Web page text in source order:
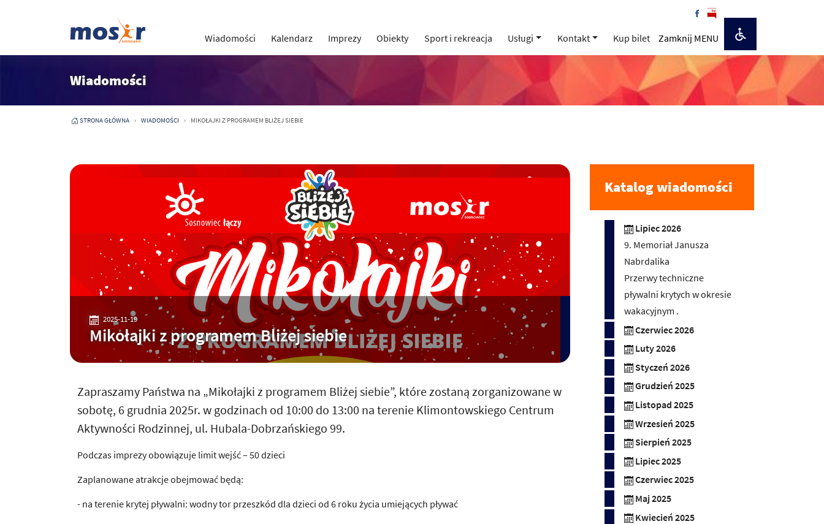
Wiadomości Kalendarz Imprezy Obiekty Sport i rekreacja Usługi Kontakt Kup bilet Zamknij MENU
Wiadomości
STRONA GŁÓWNA WIADOMOŚCI MIKOŁAJKI Z PROGRAMEM BLIŻEJ SIEBIE
2025-11-19
Mikołajki z programem Bliżej siebie
Zapraszamy Państwa na „Mikołajki z programem Bliżej siebie”, które zostaną zorganizowane w
sobotę, 6 grudnia 2025r. w godzinach od 10:00 do 13:00 na terenie Klimontowskiego Centrum
Aktywności Rodzinnej, ul. Hubala-Dobrzańskiego 99.
Podczas imprezy obowiązuje limit wejść – 50 dzieci
Zaplanowane atrakcje obejmować będą:
- na terenie krytej pływalni: wodny tor przeszkód dla dzieci od 6 roku życia umiejących pływać
Katalog wiadomości
Lipiec 2026
9. Memoriał Janusza
Nabrdalika
Przerwy techniczne
pływalni krytych w okresie
wakacyjnym .
Czerwiec 2026
Luty 2026
Styczeń 2026
Grudzień 2025
Listopad 2025
Wrzesień 2025
Sierpień 2025
Lipiec 2025
Czerwiec 2025
Maj 2025
Kwiecień 2025